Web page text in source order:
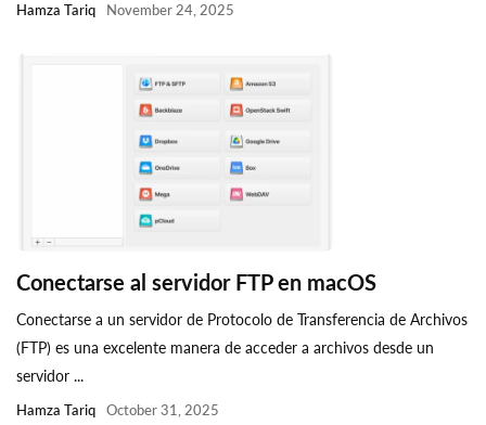
Hamza Tariq November 24, 2025
Conectarse al servidor FTP en macOS
Conectarse a un servidor de Protocolo de Transferencia de Archivos
(FTP) es una excelente manera de acceder a archivos desde un
servidor ...
Hamza Tariq October 31, 2025